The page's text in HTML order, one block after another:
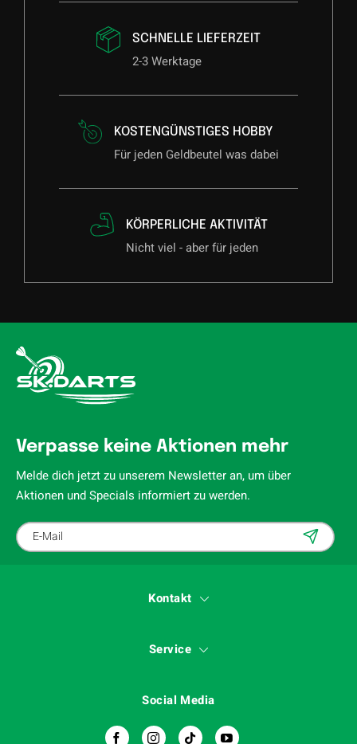
SCHNELLE LIEFERZEIT
2-3 Werktage
KOSTENGÜNSTIGES HOBBY
Für jeden Geldbeutel was dabei
KÖRPERLICHE AKTIVITÄT
Nicht viel - aber für jeden
Verpasse keine Aktionen mehr
Melde dich jetzt zu unserem Newsletter an, um über
Aktionen und Specials informiert zu werden.
Kontakt
Service
Social Media